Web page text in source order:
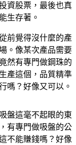
資股票，最後也真
生存著。
前覺得沒什麼的產
。像某次產品需要
然有專門做鋼珠的
產這個，品質精準
嗎？好像又可以。
盤這毫不起眼的東
有專門做吸盤的公
不能賺錢嗎？好像